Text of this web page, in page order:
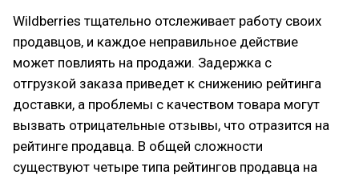
Wildberries тщательно отслеживает работу своих
продавцов, и каждое неправильное действие
может повлиять на продажи. Задержка с
отгрузкой заказа приведет к снижению рейтинга
доставки, а проблемы с качеством товара могут
вызвать отрицательные отзывы, что отразится на
рейтинге продавца. В общей сложности
существуют четыре типа рейтингов продавца на